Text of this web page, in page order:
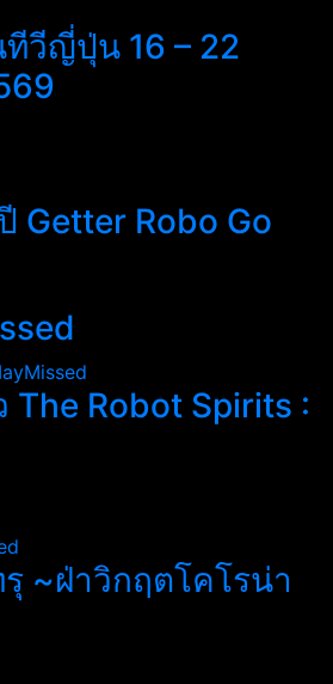
ทีวีญี่ปุ่น 16 – 22
Getter Robo Go
The Robot Spirits :
~ฝ่าวิกฤตโคโรน่า